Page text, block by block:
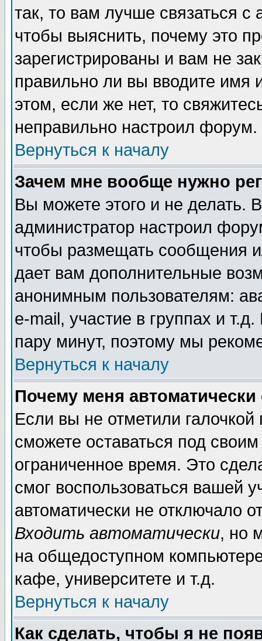
так, то вам лучше связаться
чтобы выяснить, почему это
зарегистрированы и вам не
правильно ли вы вводите
этом, если же нет, то
неправильно настроил форум.
Вернуться к началу
Зачем мне вообще нужно
Вы можете этого и не делать.
администратор настроил
чтобы размещать сообщения
дает вам дополнительные
анонимным пользователям:
e-mail, участие в группах и
пару минут, поэтому мы
Вернуться к началу
Почему меня автоматически
Если вы не отметили галочкой
сможете оставаться под
ограниченное время. Это
смог воспользоваться вашей
автоматически не отключало
Входить автоматически, но
на общедоступном
кафе, университете и т.д.
Вернуться к началу
Как сделать, чтобы я не